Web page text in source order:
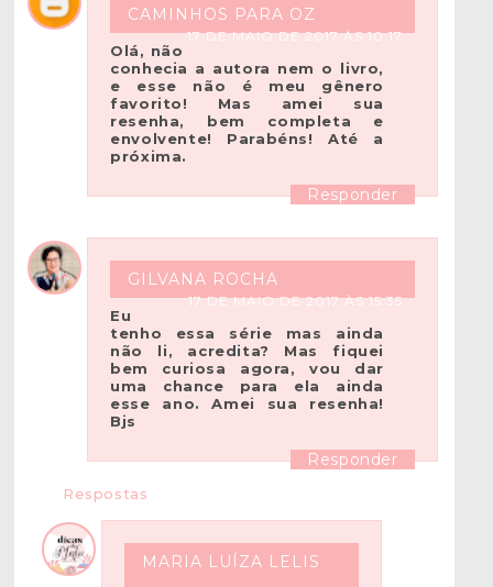
CAMINHOS PARA OZ
17 DE MAIO DE 2017 ÀS 10:17
Olá, não
conhecia a autora nem o livro,
e esse não é meu gênero
favorito! Mas amei sua
resenha, bem completa e
envolvente! Parabéns! Até a
próxima.
Responder
GILVANA ROCHA
17 DE MAIO DE 2017 ÀS 15:35
Eu
tenho essa série mas ainda
não li, acredita? Mas fiquei
bem curiosa agora, vou dar
uma chance para ela ainda
esse ano. Amei sua resenha!
Bjs
Responder
Respostas
MARIA LUÍZA LELIS